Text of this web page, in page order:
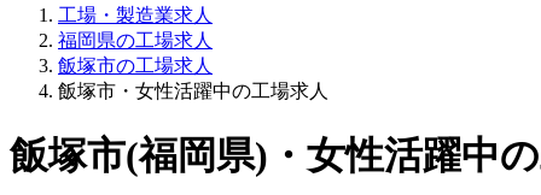
工場・製造業求人
福岡県の工場求人
飯塚市の工場求人
飯塚市・女性活躍中の工場求人
飯塚市(福岡県)・女性活躍中